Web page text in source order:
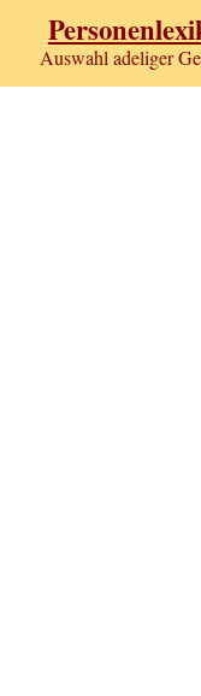
Auswahl adeliger